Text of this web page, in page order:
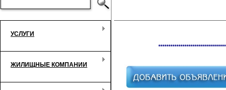
УСЛУГИ
ЖИЛИЩНЫЕ КОМПАНИИ